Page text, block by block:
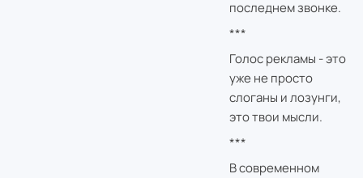
последнем звонке.
***
Голос рекламы - это
уже не просто
слоганы и лозунги,
это твои мысли.
***
В современном